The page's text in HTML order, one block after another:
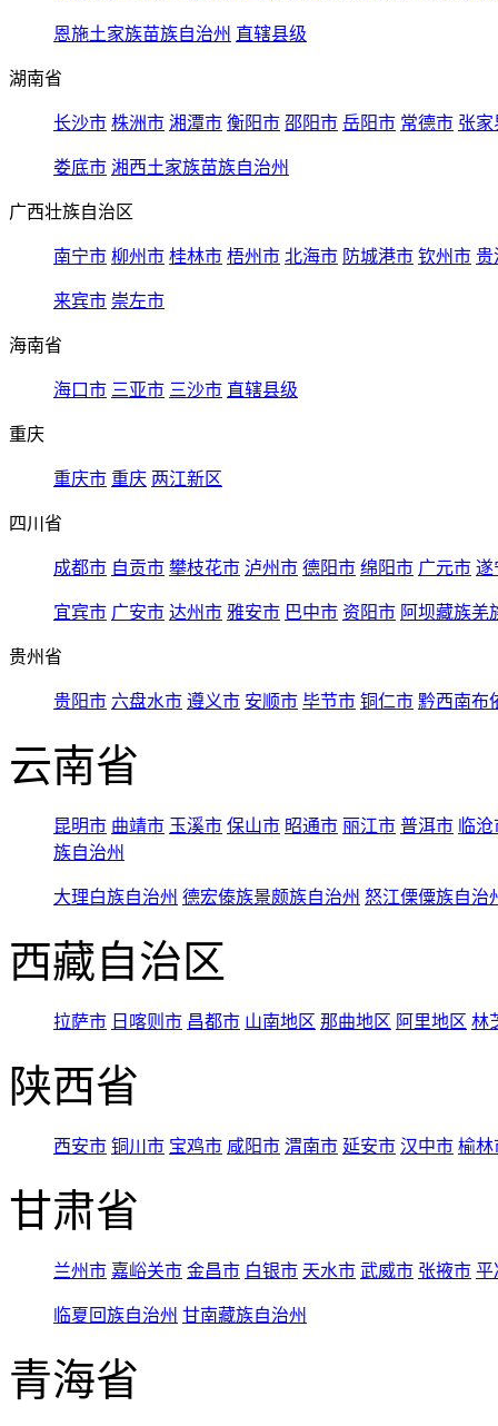
恩施土家族苗族自治州 直辖县级
湖南省
长沙市 株洲市 湘潭市 衡阳市 邵阳市 岳阳市 常德市 张家
娄底市 湘西土家族苗族自治州
广西壮族自治区
南宁市 柳州市 桂林市 梧州市 北海市 防城港市 钦州市 贵
来宾市 崇左市
海南省
海口市 三亚市 三沙市 直辖县级
重庆
重庆市 重庆 两江新区
四川省
成都市 自贡市 攀枝花市 泸州市 德阳市 绵阳市 广元市 遂
宜宾市 广安市 达州市 雅安市 巴中市 资阳市 阿坝藏族羌
贵州省
贵阳市 六盘水市 遵义市 安顺市 毕节市 铜仁市 黔西南布
云南省
昆明市 曲靖市 玉溪市 保山市 昭通市 丽江市 普洱市 临
族自治州
大理白族自治州 德宏傣族景颇族自治州 怒江傈僳族自治
西藏自治区
拉萨市 日喀则市 昌都市 山南地区 那曲地区 阿里地区 林
陕西省
西安市 铜川市 宝鸡市 咸阳市 渭南市 延安市 汉中市 榆林
甘肃省
兰州市 嘉峪关市 金昌市 白银市 天水市 武威市 张掖市 平
临夏回族自治州 甘南藏族自治州
青海省